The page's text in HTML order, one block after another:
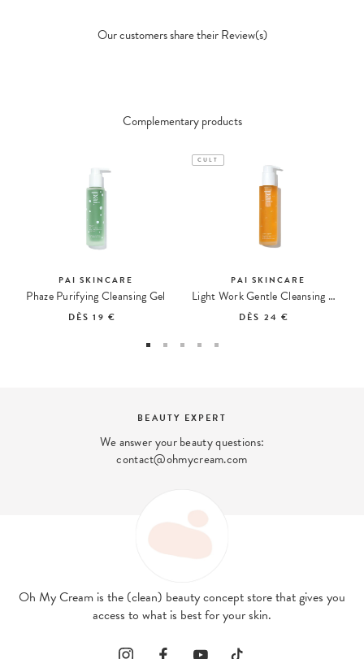
Our customers share their Review(s)
Complementary products
PAI SKINCARE
Phaze Purifying Cleansing Gel
DÈS19 €
CULT
PAI SKINCARE
Light Work Gentle Cleansing Oil with Wild Rose
DÈS 24 €
BEAUTY EXPERT
We answer your beauty questions:
contact@ohmycream.com
Oh My Cream is the (clean) beauty concept store that gives you
access to what is best for your skin.